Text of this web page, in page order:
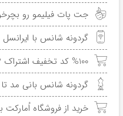
جت پات فیلیمو رو
گردونه شانس با ایرانسل
%100 کد تخفیف اشتراک 3 ماهه دیجی پلاس از دیجی کالا
گردونه شانس بانی مد تا 100درصد تخفیف
خرید از فروشگاه اُمارکت با کد 30 هزار